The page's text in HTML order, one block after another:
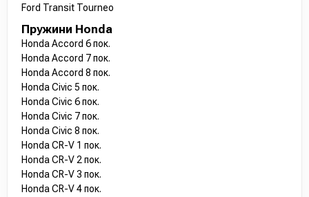
Ford Transit Tourneo
Пружини Honda
Honda Accord 6 пок.
Honda Accord 7 пок.
Honda Accord 8 пок.
Honda Civic 5 пок.
Honda Civic 6 пок.
Honda Civic 7 пок.
Honda Civic 8 пок.
Honda CR-V 1 пок.
Honda CR-V 2 пок.
Honda CR-V 3 пок.
Honda CR-V 4 пок.